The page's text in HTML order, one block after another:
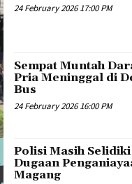
24 February 2026 17:00 PM
Sempat Muntah
Pria Meninggal di
Bus
24 February 2026 16:00 PM
Polisi Masih
Dugaan
Magang